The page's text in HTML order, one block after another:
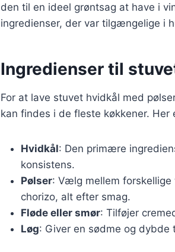
den til en ideel grøntsag at have i
ingredienser, der var tilgængelige i
Ingredienser til
For at lave stuvet hvidkål med
kan findes i de fleste køkkener.
Hvidkål: Den primære
konsistens.
Pølser: Vælg mellem forskellige
chorizo, alt efter smag.
Fløde eller smør: Tilføjer
Løg: Giver en sødme og dybde